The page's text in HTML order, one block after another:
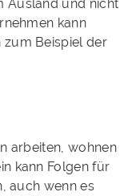
Ausland und nicht
kann
zum Beispiel der
arbeiten, wohnen
kann Folgen für
auch wenn es